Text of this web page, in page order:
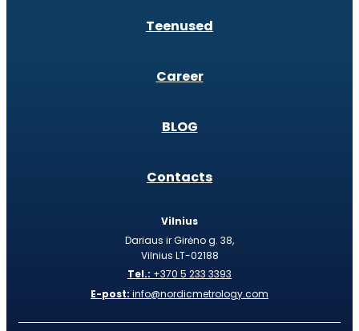
Teenused
Career
BLOG
Contacts
Vilnius
Dariaus ir Girėno g. 38,
Vilnius LT-02188
Tel.: +370 5 233 3393
E-post: info@nordicmetrology.com